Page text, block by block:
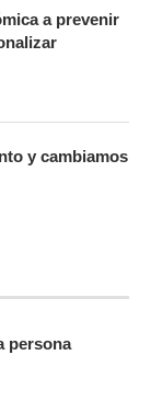
a prevenir
y cambiamos
persona